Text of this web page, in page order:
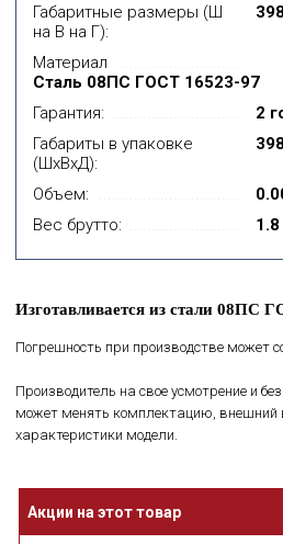
Габаритные размеры (Ш
на В на Г):
Материал
Сталь 08ПС ГОСТ 16523-97
Гарантия:
2
Габариты в упаковке
(ШхВхД):
Объем:
Вес брутто:
1.8
Изготавливается из стали 08ПС
Погрешность при производстве может
Производитель на свое усмотрение и
может менять комплектацию, внешний
характеристики модели.
Акции на этот товар